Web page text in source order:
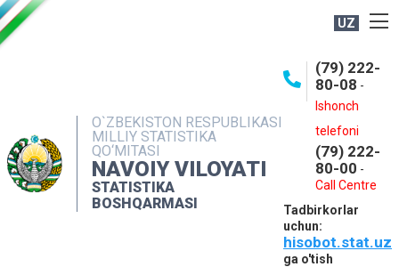
UZ
O`ZBEKISTON RESPUBLIKASI
MILLIY STATISTIKA
QO‘MITASI
NAVOIY VILOYATI
STATISTIKA
BOSHQARMASI
(79) 222-
80-08 -
Ishonch
telefoni
(79) 222-
80-00 -
Call Centre
Tadbirkorlar
uchun:
hisobot.stat.uz
ga o'tish
OCHIQ MA'LUMOTLAR
INTERAKTIV XIZMATLAR
MUROJAATLAR